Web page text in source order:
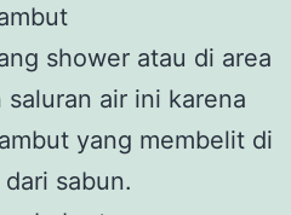
shower atau di area
air ini karena
yang membelit di
sabun.